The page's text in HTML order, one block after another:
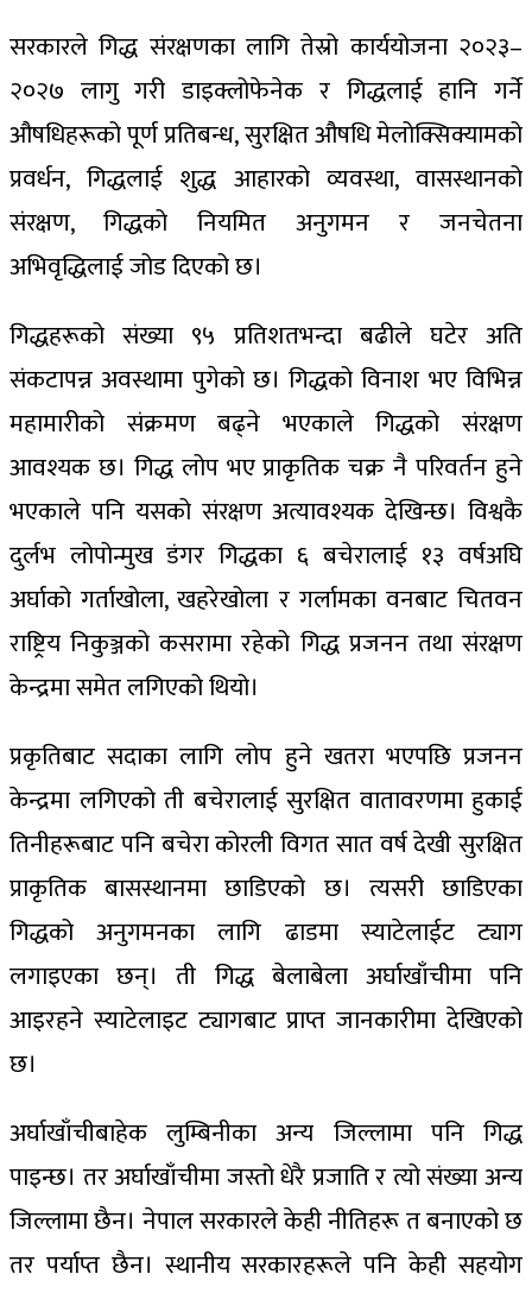
सरकारले गिद्ध संरक्षणका लागि तेस्रो कार्ययोजना २०२३–
२०२७ लागु गरी डाइक्लोफेनेक र गिद्धलाई हानि गर्ने
औषधिहरूको पूर्ण प्रतिबन्ध, सुरक्षित औषधि मेलोक्सिक्यामको
प्रवर्धन, गिद्धलाई शुद्ध आहारको व्यवस्था, वासस्थानको
संरक्षण, गिद्धको नियमित अनुगमन र जनचेतना
अभिवृद्धिलाई जोड दिएको छ।
गिद्धहरूको संख्या ९५ प्रतिशतभन्दा बढीले घटेर अति
संकटापन्न अवस्थामा पुगेको छ। गिद्धको विनाश भए विभिन्न
महामारीको संक्रमण बढ्ने भएकाले गिद्धको संरक्षण
आवश्यक छ। गिद्ध लोप भए प्राकृतिक चक्र नै परिवर्तन हुने
भएकाले पनि यसको संरक्षण अत्यावश्यक देखिन्छ। विश्वकै
दुर्लभ लोपोन्मुख डंगर गिद्धका ६ बचेरालाई १३ वर्षअघि
अर्घाको गर्ताखोला, खहरेखोला र गर्लामका वनबाट चितवन
राष्ट्रिय निकुञ्जको कसरामा रहेको गिद्ध प्रजनन तथा संरक्षण
केन्द्रमा समेत लगिएको थियो।
प्रकृतिबाट सदाका लागि लोप हुने खतरा भएपछि प्रजनन
केन्द्रमा लगिएको ती बचेरालाई सुरक्षित वातावरणमा हुकाई
तिनीहरूबाट पनि बचेरा कोरली विगत सात वर्ष देखी सुरक्षित
प्राकृतिक बासस्थानमा छाडिएको छ। त्यसरी छाडिएका
गिद्धको अनुगमनका लागि ढाडमा स्याटेलाईट ट्याग
लगाइएका छन्। ती गिद्ध बेलाबेला अर्घाखाँचीमा पनि
आइरहने स्याटेलाइट ट्यागबाट प्राप्त जानकारीमा देखिएको
छ।
अर्घाखाँचीबाहेक लुम्बिनीका अन्य जिल्लामा पनि गिद्ध
पाइन्छ। तर अर्घाखाँचीमा जस्तो धेरै प्रजाति र त्यो संख्या अन्य
जिल्लामा छैन। नेपाल सरकारले केही नीतिहरू त बनाएको छ
तर पर्याप्त छैन। स्थानीय सरकारहरूले पनि केही सहयोग